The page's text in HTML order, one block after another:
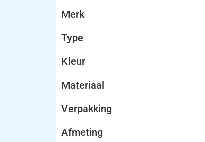
Merk
Type
Kleur
Materiaal
Verpakking
Afmeting